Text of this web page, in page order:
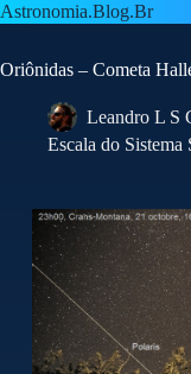
Pular
para
conteúdo
Astronomia.Blog.Br
Oriônidas – Cometa
Leandro L S
Escala do Sistema